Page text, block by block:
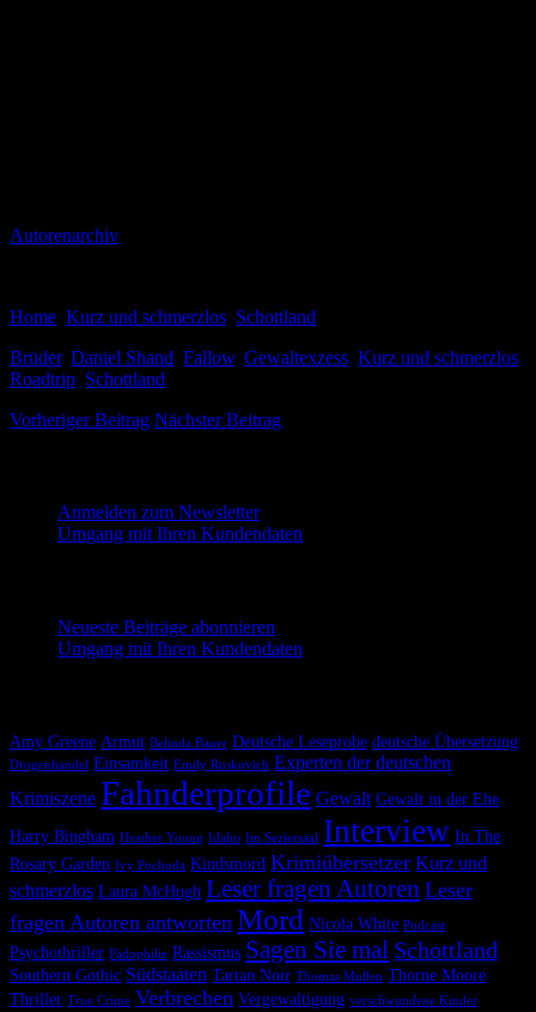
Autorenarchiv
Home Kurz und schmerzlos Schottland
Brüder, Daniel Shand Fallow, Gewaltexzess Kurz und schmerzlos
Roadtrip Schottland
Vorheriger Beitrag Nächster Beitrag
Anmelden zum Newsletter
Umgang mit Ihren Kundendaten
Neueste Beiträge abonnieren
Umgang mit Ihren Kundendaten
Amy Greene Armut Belinda Bauer Deutsche Leseprobe deutsche Übersetzung
Drogenhandel Einsamkeit Emily Ruskovich Experten der deutschen
Krimiszene Fahnderprofile Gewalt Gewalt in der Ehe
Harry Bingham Heather Young Idaho Im Seziersaal Interview In The
Rosary Garden Ivy Pochoda Kindsmord Krimiübersetzer Kurz und
schmerzlos Laura McHugh Leser fragen Autoren Leser
fragen Autoren antworten Mord Nicola White Podcast
Psychothriller Pädophilie Rassismus Sagen Sie mal Schottland
Southern Gothic Südstaaten Tartan Noir Thomas Mullen Thorne Moore
Thriller True Crime Verbrechen Vergewaltigung verschwundene Kinder